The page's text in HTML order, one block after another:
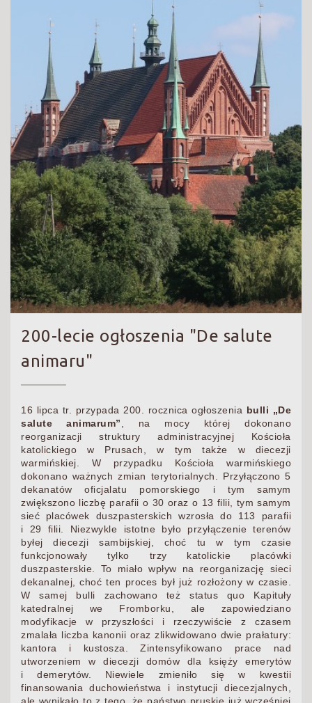
200-lecie ogłoszenia "De salute
animaru"
16 lipca tr. przypada 200. rocznica ogłoszenia bulli „De
salute animarum”
, na mocy której dokonano
reorganizacji struktury administracyjnej Kościoła
katolickiego w Prusach, w tym także w diecezji
warmińskiej. W przypadku Kościoła warmińskiego
dokonano ważnych zmian terytorialnych. Przyłączono 5
dekanatów oficjalatu pomorskiego i tym samym
zwiększono liczbę parafii o 30 oraz o 13 filii, tym samym
sieć placówek duszpasterskich wzrosła do 113 parafii
i 29 filii. Niezwykle istotne było przyłączenie terenów
byłej diecezji sambijskiej, choć tu w tym czasie
funkcjonowały tylko trzy katolickie placówki
duszpasterskie. To miało wpływ na reorganizację sieci
dekanalnej, choć ten proces był już rozłożony w czasie.
W samej bulli zachowano też status quo Kapituły
katedralnej we Fromborku, ale zapowiedziano
modyfikacje w przyszłości i rzeczywiście z czasem
zmalała liczba kanonii oraz zlikwidowano dwie prałatury:
kantora i kustosza. Zintensyfikowano prace nad
utworzeniem w diecezji domów dla księży emerytów
i demerytów. Niewiele zmieniło się w kwestii
finansowania duchowieństwa i instytucji diecezjalnych,